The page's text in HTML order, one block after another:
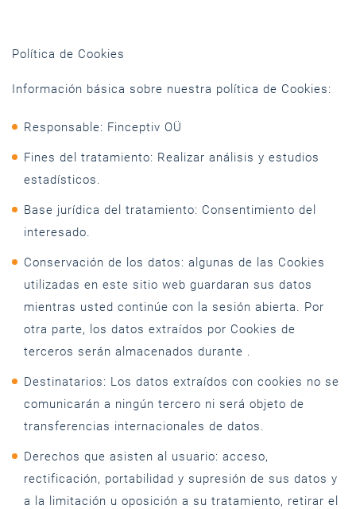
Política de Cookies
Información básica sobre nuestra política de Cookies:
Responsable: Finceptiv OÜ
Fines del tratamiento: Realizar análisis y estudios
estadísticos.
Base jurídica del tratamiento: Consentimiento del
interesado.
Conservación de los datos: algunas de las Cookies
utilizadas en este sitio web guardaran sus datos
mientras usted continúe con la sesión abierta. Por
otra parte, los datos extraídos por Cookies de
terceros serán almacenados durante .
Destinatarios: Los datos extraídos con cookies no se
comunicarán a ningún tercero ni será objeto de
transferencias internacionales de datos.
Derechos que asisten al usuario: acceso,
rectificación, portabilidad y supresión de sus datos y
a la limitación u oposición a su tratamiento, retirar el